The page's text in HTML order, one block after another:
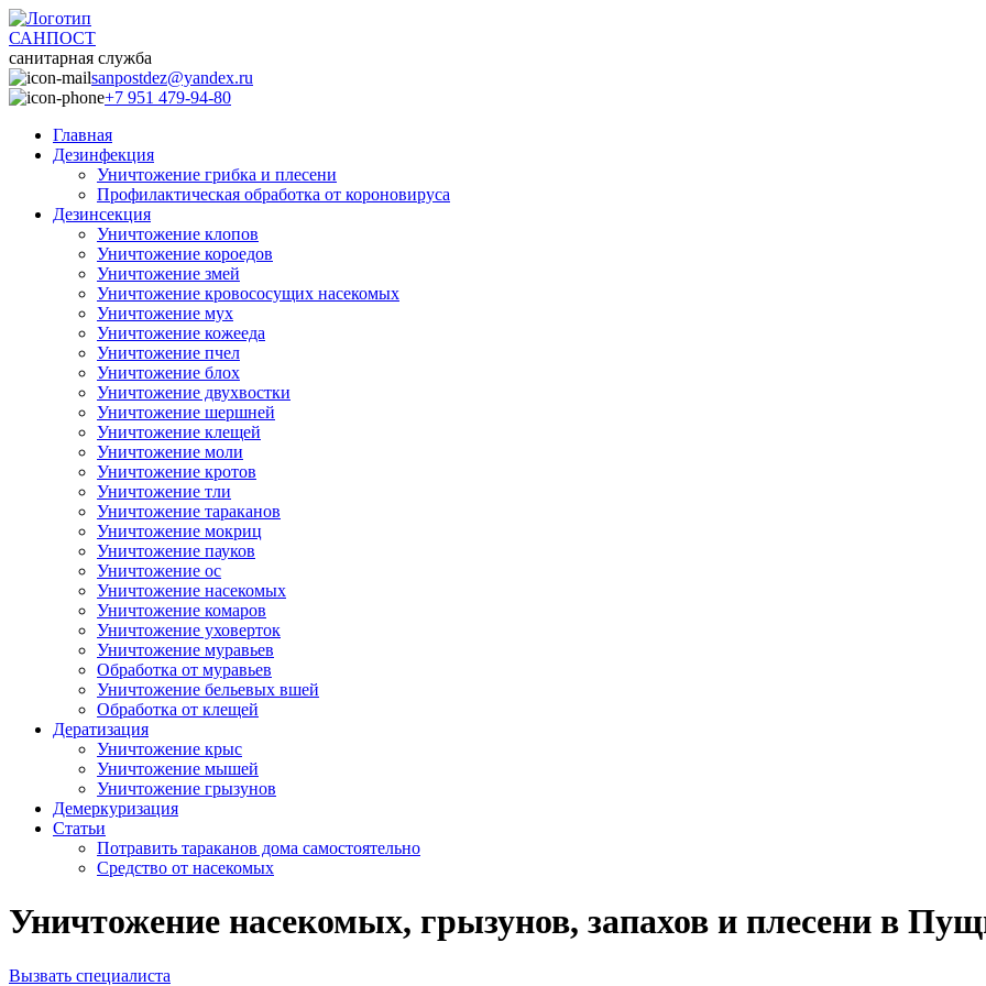
САНПОСТ
санитарная служба
sanpostdez@yandex.ru
+7 951 479-94-80
Главная
Дезинфекция
Уничтожение грибка и плесени
Профилактическая обработка от короновируса
Дезинсекция
Уничтожение клопов
Уничтожение короедов
Уничтожение змей
Уничтожение кровососущих насекомых
Уничтожение мух
Уничтожение кожееда
Уничтожение пчел
Уничтожение блох
Уничтожение двухвостки
Уничтожение шершней
Уничтожение клещей
Уничтожение моли
Уничтожение кротов
Уничтожение тли
Уничтожение тараканов
Уничтожение мокриц
Уничтожение пауков
Уничтожение ос
Уничтожение насекомых
Уничтожение комаров
Уничтожение уховерток
Уничтожение муравьев
Обработка от муравьев
Уничтожение бельевых вшей
Обработка от клещей
Дератизация
Уничтожение крыс
Уничтожение мышей
Уничтожение грызунов
Демеркуризация
Статьи
Потравить тараканов дома самостоятельно
Средство от насекомых
Уничтожение насекомых, грызунов, запахов и плесени в
Вызвать специалиста